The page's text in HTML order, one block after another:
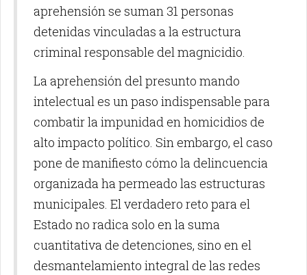
aprehensión se suman 31 personas
detenidas vinculadas a la estructura
criminal responsable del magnicidio.
La aprehensión del presunto mando
intelectual es un paso indispensable para
combatir la impunidad en homicidios de
alto impacto político. Sin embargo, el caso
pone de manifiesto cómo la delincuencia
organizada ha permeado las estructuras
municipales. El verdadero reto para el
Estado no radica solo en la suma
cuantitativa de detenciones, sino en el
desmantelamiento integral de las redes